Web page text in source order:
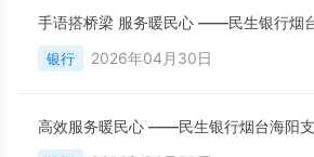
银行 2026年04月30日